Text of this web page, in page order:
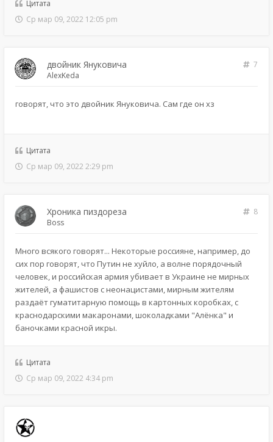
Цитата
Ср мар 09, 2022 12:05 pm
двойник Януковича
7
AlexKeda
говорят, что это двойник Януковича. Сам где он хз
Цитата
Ср мар 09, 2022 2:29 pm
Хроника пиздореза
8
Boss
Много всякого говорят... Некоторые россияне, например, до
сих пор говорят, что Путин не хуйло, а волне порядочный
человек, и российская армия убивает в Украине не мирных
жителей, а фашистов с неонацистами, мирным жителям
раздаёт гуматитарную помощь в картонных коробках, с
краснодарскими макаронами, шоколадками "Алёнка" и
баночками красной икры.
Цитата
Ср мар 09, 2022 4:34 pm